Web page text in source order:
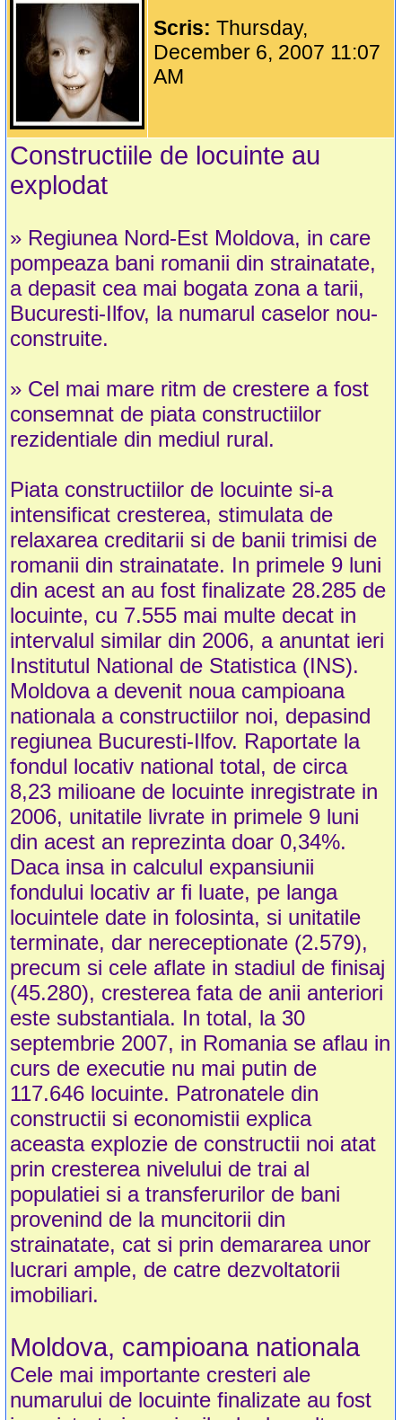
Scris:Thursday,
December 6, 2007 11:07
AM
Constructiile de locuinte au
explodat
» Regiunea Nord-Est Moldova, in care
pompeaza bani romanii din strainatate,
a depasit cea mai bogata zona a tarii,
Bucuresti-Ilfov, la numarul caselor nou-
construite.
» Cel mai mare ritm de crestere a fost
consemnat de piata constructiilor
rezidentiale din mediul rural.
Piata constructiilor de locuinte si-a
intensificat cresterea, stimulata de
relaxarea creditarii si de banii trimisi de
romanii din strainatate. In primele 9 luni
din acest an au fost finalizate 28.285 de
locuinte, cu 7.555 mai multe decat in
intervalul similar din 2006, a anuntat ieri
Institutul National de Statistica (INS).
Moldova a devenit noua campioana
nationala a constructiilor noi, depasind
regiunea Bucuresti-Ilfov. Raportate la
fondul locativ national total, de circa
8,23 milioane de locuinte inregistrate in
2006, unitatile livrate in primele 9 luni
din acest an reprezinta doar 0,34%.
Daca insa in calculul expansiunii
fondului locativ ar fi luate, pe langa
locuintele date in folosinta, si unitatile
terminate, dar nereceptionate (2.579),
precum si cele aflate in stadiul de finisaj
(45.280), cresterea fata de anii anteriori
este substantiala. In total, la 30
septembrie 2007, in Romania se aflau in
curs de executie nu mai putin de
117.646 locuinte. Patronatele din
constructii si economistii explica
aceasta explozie de constructii noi atat
prin cresterea nivelului de trai al
populatiei si a transferurilor de bani
provenind de la muncitorii din
strainatate, cat si prin demararea unor
lucrari ample, de catre dezvoltatorii
imobiliari.
Moldova, campioana nationala
Cele mai importante cresteri ale
numarului de locuinte finalizate au fost